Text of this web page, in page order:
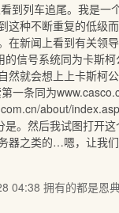
到列车追尾。我是一
这种不断重复的低级
在新闻上看到有关领
的信号系统同为卡斯
然就会想上上卡斯柯
一条同为
about/
是。然后我试图打开
器之类的…嗯，让我
04:38 拥有的都是恩